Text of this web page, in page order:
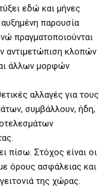
εδώ και μήνες
παρουσία
πραγματοποιούνται
αντιμετώπιση κλοπών
άλλων μορφών
αλλαγές για τους
συμβάλλουν, ήδη,
πίσω. Στόχος είναι οι
όρους ασφάλειας και
της χώρας.